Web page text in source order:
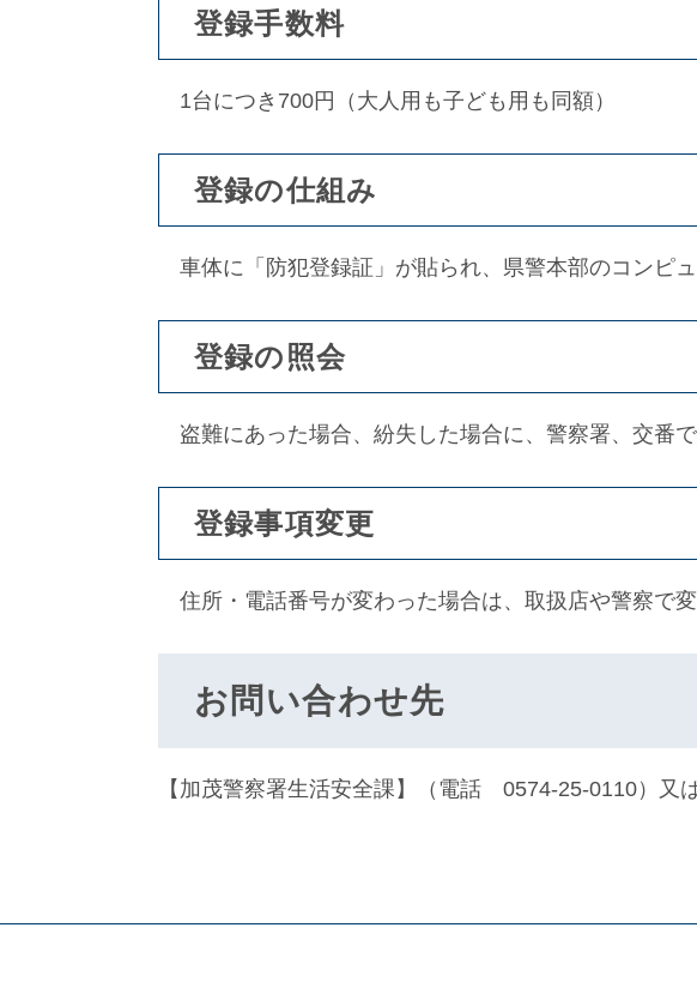
登録手数料
1台につき700円（大人用も子ども用も同額）
登録の仕組み
車体に「防犯登録証」が貼られ、県警本部のコンピュ
登録の照会
盗難にあった場合、紛失した場合に、警察署、交番で
登録事項変更
住所・電話番号が変わった場合は、取扱店や警察で変
お問い合わせ先
【加茂警察署生活安全課】（電話 0574-25-0110）又